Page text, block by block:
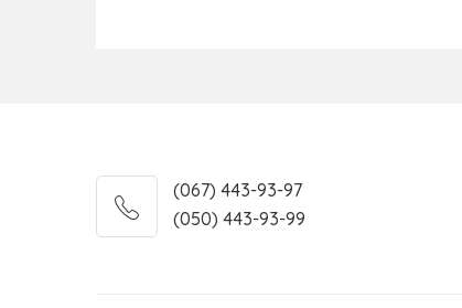
(067) 443-93-97
(050) 443-93-99